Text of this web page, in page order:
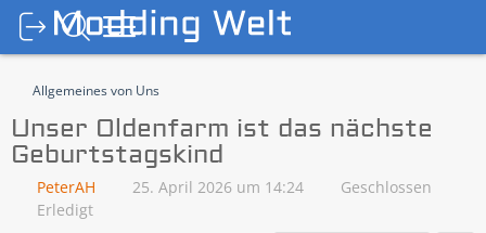
Allgemeines von Uns
Unser Oldenfarm ist das nächste
Geburtstagskind
PeterAH 25. April 2026 um 14:24
Geschlossen
Erledigt